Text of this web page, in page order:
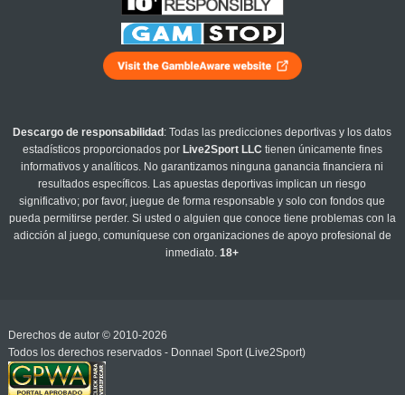
Descargo de responsabilidad : Todas las predicciones deportivas y los datos
estadísticos proporcionados por Live2Sport LLC tienen únicamente fines
informativos y analíticos. No garantizamos ninguna ganancia financiera ni
resultados específicos. Las apuestas deportivas implican un riesgo
significativo; por favor, juegue de forma responsable y solo con fondos que
pueda permitirse perder. Si usted o alguien que conoce tiene problemas con la
adicción al juego, comuníquese con organizaciones de apoyo profesional de
inmediato.18+
Derechos de autor © 2010-2026
Todos los derechos reservados - Donnael Sport (Live2Sport)